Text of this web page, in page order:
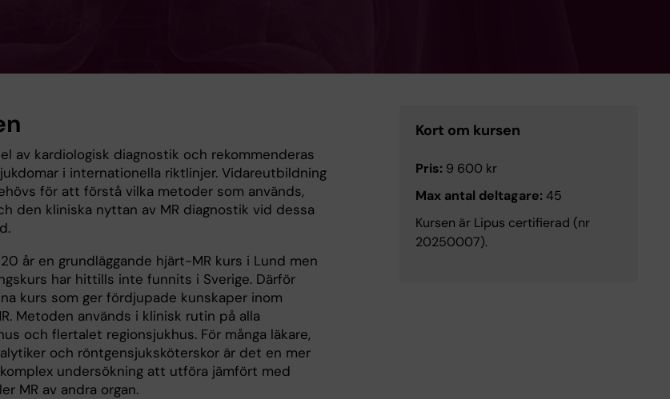
av kardiologisk diagnostik och rekommenderas
i internationella riktlinjer. Vidareutbildning
för att förstå vilka metoder som används,
den kliniska nyttan av MR diagnostik vid dessa
år en grundläggande hjärt-MR kurs i Lund men
har hittills inte funnits i Sverige. Därför
kurs som ger fördjupade kunskaper inom
Metoden används i klinisk rutin på alla
och flertalet regionsjukhus. För många läkare,
och röntgensjuksköterskor är det en mer
undersökning att utföra jämfört med
MR av andra organ.
Kort om kursen
Pris: 9 600 kr
Max antal deltagare: 45
Kursen är Lipus certifierad (nr
20250007).